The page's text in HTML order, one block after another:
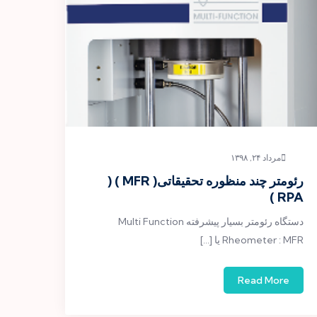
مرداد ۲۴, ۱۳۹۸
رئومتر چند منظوره تحقیقاتی( MFR ) (
RPA )
دستگاه رئومتر بسیار پیشرفته Multi Function
Rheometer : MFR یا […]
Read More